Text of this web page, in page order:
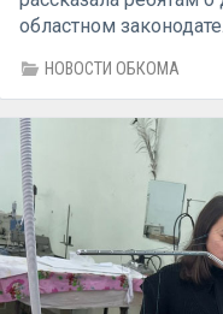
областном
содержательным.
НОВОСТИ ОБКОМА